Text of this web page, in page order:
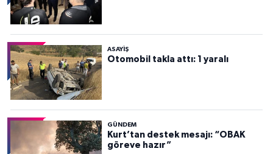
ASAYİŞ
Otomobil takla attı: 1 yaralı
GÜNDEM
Kurt’tan destek mesajı: “OBAK
göreve hazır”